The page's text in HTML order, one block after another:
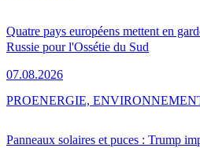
Quatre pays européens mettent en
Russie pour l'Ossétie du Sud
07.08.2026
Panneaux solaires et puces : Trump
PROENERGIE,